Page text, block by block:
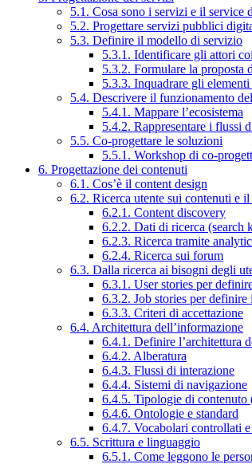
5.1. Cosa sono i servizi e il service
5.2. Progettare servizi pubblici
5.3. Definire il modello di servizio
5.3.1. Identificare gli attori
5.3.2. Formulare la proposta
5.3.3. Inquadrare gli
5.4. Descrivere il funzionamento
5.4.1. Mappare l’ecosistema
5.4.2. Rappresentare i flussi
5.5. Co-progettare le soluzioni
5.5.1. Workshop di co-
6. Progettazione dei contenuti
6.1. Cos’è il content design
6.2. Ricerca utente sui contenuti e
6.2.1. Content discovery
6.2.2. Dati di ricerca (search
6.2.3. Ricerca tramite
6.2.4. Ricerca sui forum
6.3. Dalla ricerca ai bisogni degli
6.3.1. User stories per
6.3.2. Job stories per definire
6.3.3. Criteri di accettazione
6.4. Architettura dell’informazione
6.4.1. Definire l’architettura
6.4.2. Alberatura
6.4.3. Flussi di interazione
6.4.4. Sistemi di navigazione
6.4.5. Tipologie di contenuto
6.4.6. Ontologie e standard
6.4.7. Vocabolari controllati e
6.5. Scrittura e linguaggio
6.5.1. Come leggono le